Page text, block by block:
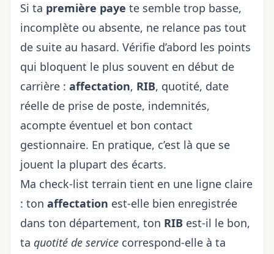
Si ta première paye te semble trop basse,
incomplète ou absente, ne relance pas tout
de suite au hasard. Vérifie d’abord les points
qui bloquent le plus souvent en début de
carrière : affectation, RIB, quotité, date
réelle de prise de poste, indemnités,
acompte éventuel et bon contact
gestionnaire. En pratique, c’est là que se
jouent la plupart des écarts.
Ma check-list terrain tient en une ligne claire
: ton affectation est-elle bien enregistrée
dans ton département, ton RIB est-il le bon,
ta quotité de service correspond-elle à ta